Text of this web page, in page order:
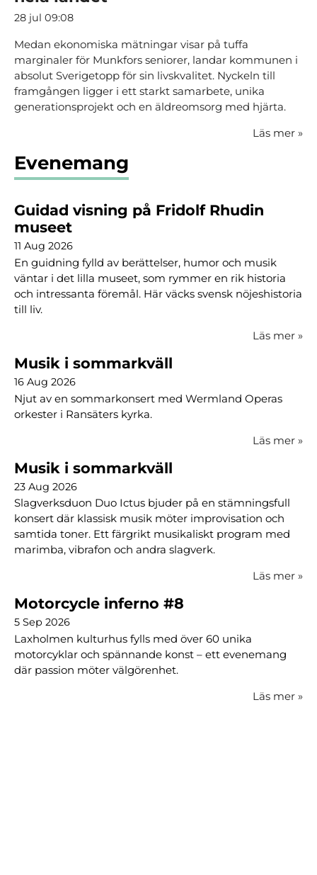
28 jul 09:08
Medan ekonomiska mätningar visar på tuffa
marginaler för Munkfors seniorer, landar kommunen i
absolut Sverigetopp för sin livskvalitet. Nyckeln till
framgången ligger i ett starkt samarbete, unika
generationsprojekt och en äldreomsorg med hjärta.
Läs mer »
Evenemang
Guidad visning på Fridolf Rhudin
museet
11 Aug 2026
En guidning fylld av berättelser, humor och musik
väntar i det lilla museet, som rymmer en rik historia
och intressanta föremål. Här väcks svensk nöjeshistoria
till liv.
Läs mer »
Musik i sommarkväll
16 Aug 2026
Njut av en sommarkonsert med Wermland Operas
orkester i Ransäters kyrka.
Läs mer »
Musik i sommarkväll
23 Aug 2026
Slagverksduon Duo Ictus bjuder på en stämningsfull
konsert där klassisk musik möter improvisation och
samtida toner. Ett färgrikt musikaliskt program med
marimba, vibrafon och andra slagverk.
Läs mer »
Motorcycle inferno #8
5 Sep 2026
Laxholmen kulturhus fylls med över 60 unika
motorcyklar och spännande konst – ett evenemang
där passion möter välgörenhet.
Läs mer »